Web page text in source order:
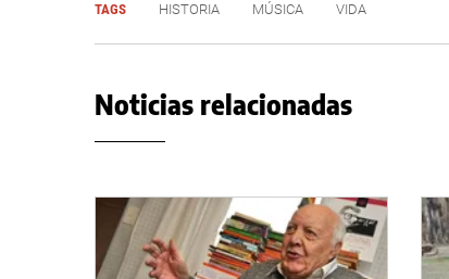
TAGS HISTORIA MÚSICA VIDA
Noticias relacionadas